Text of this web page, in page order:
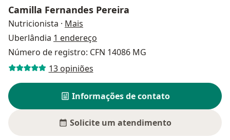
Camilla Fernandes Pereira
Nutricionista · Mais
Uberlândia 1 endereço
Número de registro: CFN 14086 MG
13 opiniões
Informações de contato
Solicite um atendimento